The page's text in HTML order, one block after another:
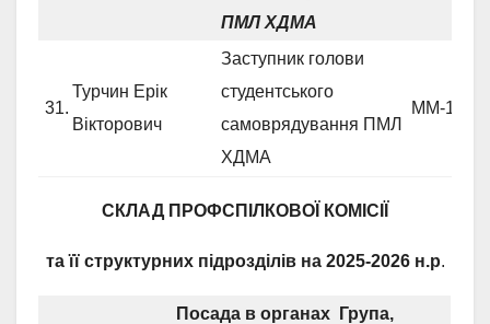
ПМЛ ХДМА
31.
Турчин Ерік
Вікторович
Заступник голови
студентського
самоврядування ПМЛ
ХДМА
ММ-1.1
СКЛАД ПРОФСПІЛКОВОЇ КОМІСІЇ
та її структурних підрозділів на 2025-2026 н.р.
Посада в органах
Група,